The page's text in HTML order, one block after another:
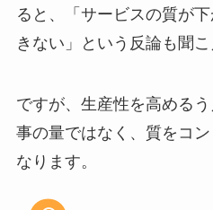
ると、「サービスの質が
きない」という反論も聞こ
ですが、生産性を高める
事の量ではなく、質をコ
なります。